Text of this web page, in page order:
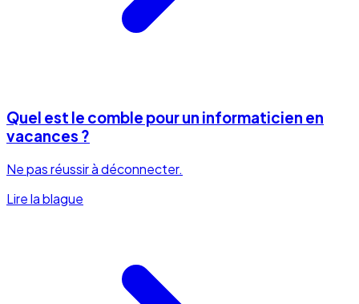
Quel est le comble pour un informaticien en
vacances ?
Ne pas réussir à déconnecter.
Lire la blague